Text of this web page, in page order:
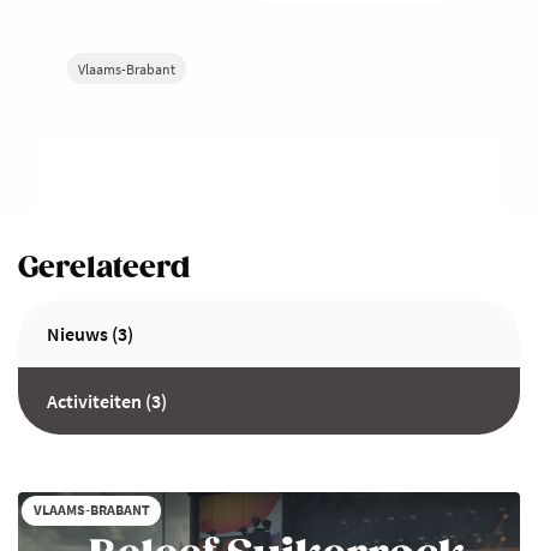
Vlaams-Brabant
Gerelateerd
Nieuws (3)
Activiteiten (3)
VLAAMS-BRABANT